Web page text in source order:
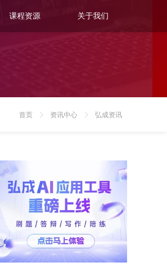
课程资源 关于我们
首页
资讯中心
弘成资讯